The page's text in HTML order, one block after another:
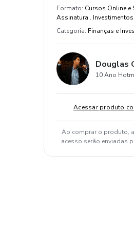
Formato: Cursos Online e
Assinatura . Investimentos
Categoria: Finanças e
Douglas
10 Ano
Acessar produto
Ao comprar o produto,
acesso serão enviadas